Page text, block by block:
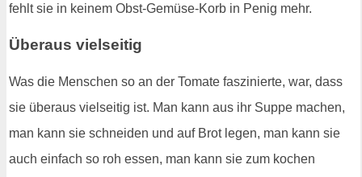
fehlt sie in keinem Obst-Gemüse-Korb in Penig mehr.
Überaus vielseitig
Was die Menschen so an der Tomate faszinierte, war, dass
sie überaus vielseitig ist. Man kann aus ihr Suppe machen,
man kann sie schneiden und auf Brot legen, man kann sie
auch einfach so roh essen, man kann sie zum kochen